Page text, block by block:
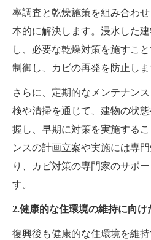
率調査と乾燥施策を組み合わ
本的に解決します。浸水した
し、必要な乾燥対策を施すこ
制御し、カビの再発を防止しま
さらに、定期的なメンテナン
検や清掃を通じて、建物の状
握し、早期に対策を実施する
ンスの計画立案や実施には専
り、カビ対策の専門家のサポ
す。
2.健康的な住環境の維持に向
復興後も健康的な住環境を維